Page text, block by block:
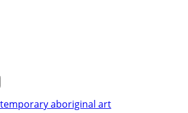
aboriginal art